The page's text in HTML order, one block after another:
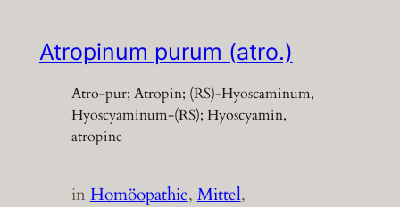
Atropinum purum (atro.)
Atro-pur; Atropin; (RS)-Hyoscaminum,
Hyoscyaminum-(RS); Hyoscyamin,
atropine
inHomöopathie, Mittel